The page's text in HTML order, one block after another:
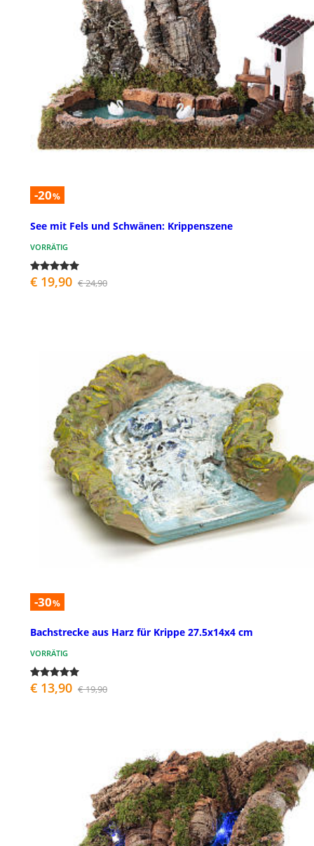
-20%
See mit Fels und Schwänen: Krippenszene
VORRÄTIG
€ 19,90 € 24,90
-30%
Bachstrecke aus Harz für Krippe 27.5x14x4 cm
VORRÄTIG
€ 13,90 € 19,90